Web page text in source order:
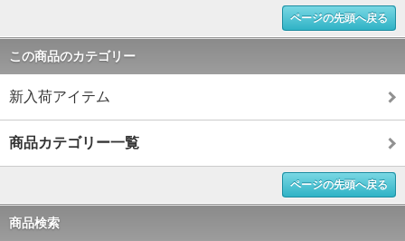
ページの先頭へ戻る
この商品のカテゴリー
新入荷アイテム
商品カテゴリー一覧
ページの先頭へ戻る
商品検索